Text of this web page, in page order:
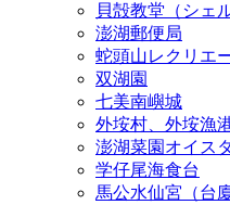
貝殻教堂（シェ
澎湖郵便局
蛇頭山レクリエ
双湖園
七美南嶼城
外垵村、外垵漁
澎湖菜園オイス
学仔尾海食台
馬公水仙宮（台